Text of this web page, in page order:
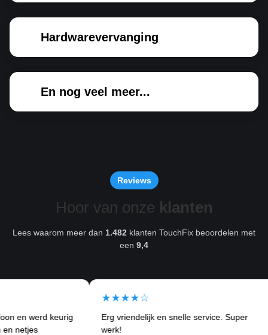
Hardwarevervanging
En nog veel meer...
Reviews
Hoor van onze klanten
Lees waarom meer dan 1.482 klanten TouchFix beoordelen met
een 9,4
keurig
★★★★☆
Erg vriendelijk en snelle service. Super